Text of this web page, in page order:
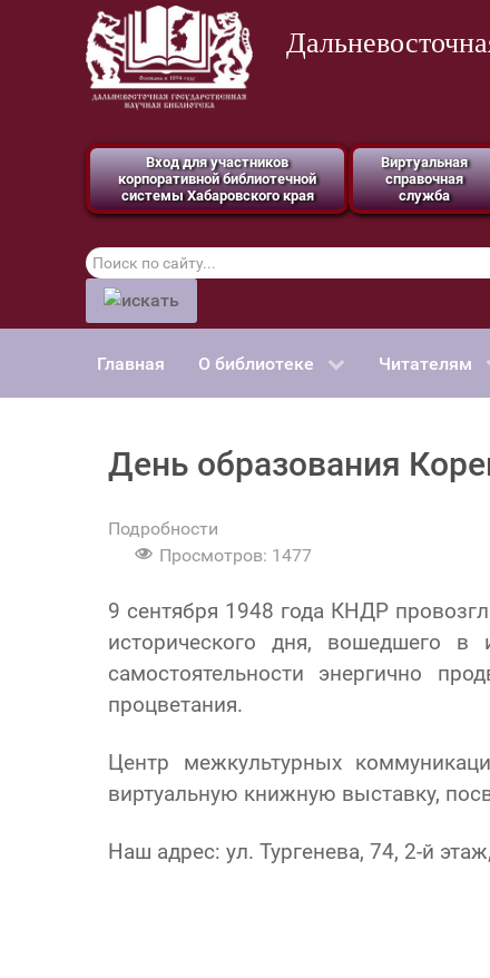
Вход для участников
корпоративной библиотечной
системы Хабаровского края
Виртуальная
справочная
служба
Поиск
по
сайту
Главная О библиотеке Читателям
День образования
Подробности
Просмотров: 1477
9 сентября 1948 года КНДР
исторического дня, вошедшего
самостоятельности энергично
процветания.
Центр межкультурных
виртуальную книжную выставку,
Наш адрес: ул. Тургенева, 74, 2-й